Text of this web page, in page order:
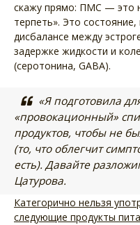
скажу прямо: ПМС — это
терпеть». Это
дисбалансе между
задержке жидкости и
(серотонина, GABA).
«Я подготовила
«провокационный»
продуктов, чтобы не
(то, что облегчит
есть). Давайте
Цатурова.
Категорично нельзя
следующие продукты